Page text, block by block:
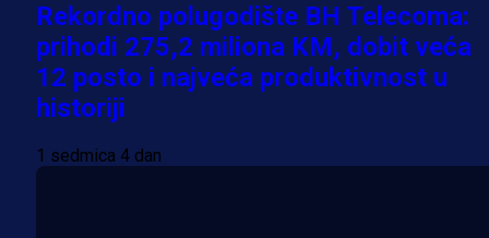
Rekordno polugodište BH Telecoma:
prihodi 275,2 miliona KM, dobit veća
12 posto i najveća produktivnost u
historiji
1 sedmica 4 dan